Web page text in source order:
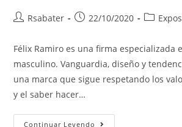
Rsabater 22/10/2020
Félix Ramiro es una firma especializada
masculino. Vanguardia, diseño y
una marca que sigue respetando los
y el saber hacer…
Continuar Leyendo